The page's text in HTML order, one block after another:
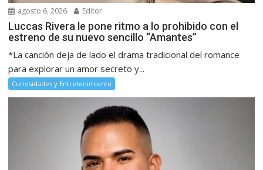
agosto 6, 2026 Editor
Luccas Rivera le pone ritmo a lo prohibido con el
estreno de su nuevo sencillo “Amantes”
*La canción deja de lado el drama tradicional del romance
para explorar un amor secreto y...
Curiosidades y Entretenimiento